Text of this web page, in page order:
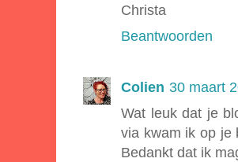
Christa
Beantwoorden
Colien 30 maart
Wat leuk dat je
via kwam ik op je
Bedankt dat ik